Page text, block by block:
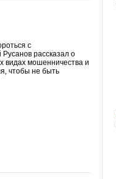
с
рассказал о
видах мошенничества и
чтобы не быть